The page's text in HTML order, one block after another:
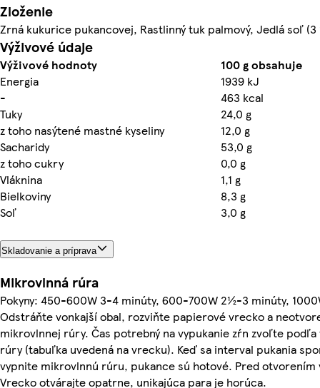
Zloženie
Zrná kukurice pukancovej, Rastlinný tuk palmový, Jedlá soľ (3
Výživové údaje
Výživové hodnoty
100 g obsahuje
Energia
1939 kJ
-
463 kcal
Tuky
24,0 g
z toho nasýtené mastné kyseliny
12,0 g
Sacharidy
53,0 g
z toho cukry
0,0 g
Vláknina
1,1 g
Bielkoviny
8,3 g
Soľ
3,0 g
Skladovanie a príprava
Mikrovlnná rúra
Pokyny: 450-600W 3-4 minúty, 600-700W 2½-3 minúty,
Odstráňte vonkajší obal, rozviňte papierové vrecko a
mikrovlnnej rúry. Čas potrebný na vypukanie zŕn zvoľte
rúry (tabuľka uvedená na vrecku). Keď sa interval pukania
vypnite mikrovlnnú rúru, pukance sú hotové. Pred
Vrecko otvárajte opatrne, unikajúca para je horúca.